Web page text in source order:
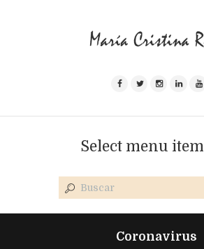
Select menu item
Coronavirus